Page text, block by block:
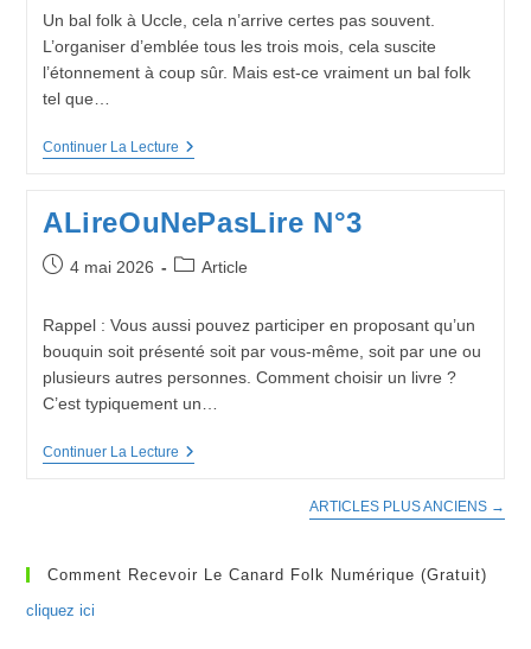
Un bal folk à Uccle, cela n’arrive certes pas souvent.
L’organiser d’emblée tous les trois mois, cela suscite
l’étonnement à coup sûr. Mais est-ce vraiment un bal folk
tel que…
Continuer La LectureInterview
–
Trimestriel
ALireOuNePasLire N°3
Publication
4 mai 2026
PostArticle
Rappel : Vous aussi pouvez participer en proposant qu’un
bouquin soit présenté soit par vous-même, soit par une ou
plusieurs autres personnes. Comment choisir un livre ?
C’est typiquement un…
Continuer La LectureALireOuNePasLire
ARTICLES PLUS ANCIENS →
Comment Recevoir Le Canard Folk Numérique (gratuit)
cliquez ici